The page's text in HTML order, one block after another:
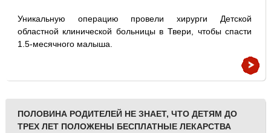
Уникальную операцию провели хирурги Детской
областной клинической больницы в Твери, чтобы спасти
1.5-месячного малыша.
ПОЛОВИНА РОДИТЕЛЕЙ НЕ ЗНАЕТ, ЧТО ДЕТЯМ ДО
ТРЕХ ЛЕТ ПОЛОЖЕНЫ БЕСПЛАТНЫЕ ЛЕКАРСТВА